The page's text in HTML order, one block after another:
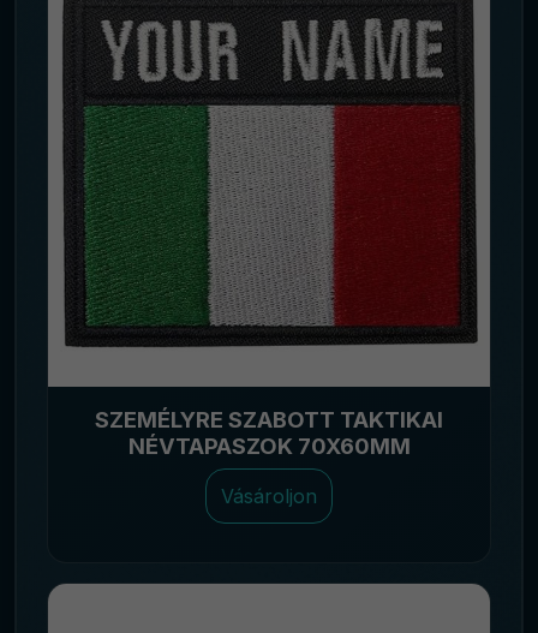
SZEMÉLYRE SZABOTT TAKTIKAI
NÉVTAPASZOK 70X60MM
Vásároljon